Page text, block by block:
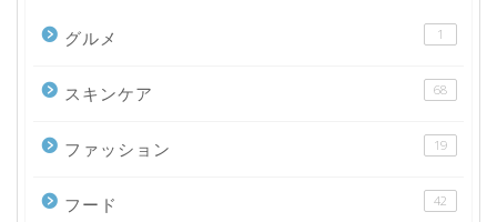
グルメ 1
スキンケア 68
ファッション 19
フード 42